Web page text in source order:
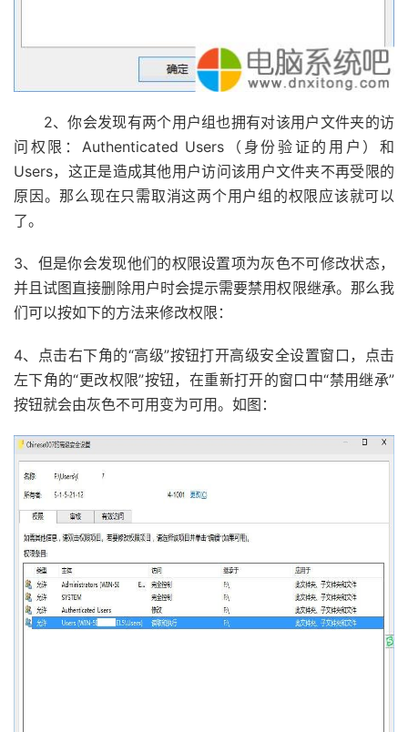
2、你会发现有两个用户组也拥有对该用户文件夹的访
问权限：Authenticated Users（身份验证的用户）和
Users，这正是造成其他用户访问该用户文件夹不再受限的
原因。那么现在只需取消这两个用户组的权限应该就可以
了。
3、但是你会发现他们的权限设置项为灰色不可修改状态，
并且试图直接删除用户时会提示需要禁用权限继承。那么我
们可以按如下的方法来修改权限：
4、点击右下角的“高级”按钮打开高级安全设置窗口，点击
左下角的“更改权限”按钮，在重新打开的窗口中“禁用继承”
按钮就会由灰色不可用变为可用。如图：